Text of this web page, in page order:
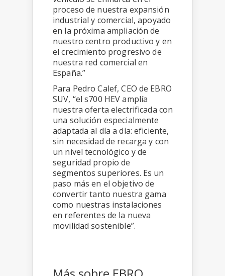
proceso de nuestra expansión
industrial y comercial, apoyado
en la próxima ampliación de
nuestro centro productivo y en
el crecimiento progresivo de
nuestra red comercial en
España.”
Para Pedro Calef, CEO de EBRO
SUV, “el s700 HEV amplía
nuestra oferta electrificada con
una solución especialmente
adaptada al día a día: eficiente,
sin necesidad de recarga y con
un nivel tecnológico y de
seguridad propio de
segmentos superiores. Es un
paso más en el objetivo de
convertir tanto nuestra gama
como nuestras instalaciones
en referentes de la nueva
movilidad sostenible”.